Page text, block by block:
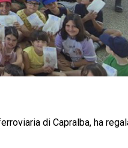
di Capralba, ha